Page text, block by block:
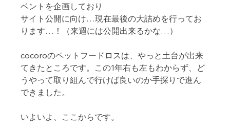
ベントを企画しており
サイト公開に向け…現在最後の大詰めを行ってお
ります…！（来週には公開出来るかな…）
cocoroのペットフードロスは、やっと土台が出来
てきたところです。この1年右も左もわからず、ど
うやって取り組んで行けば良いのか手探りで進ん
できました。
いよいよ、ここからです。